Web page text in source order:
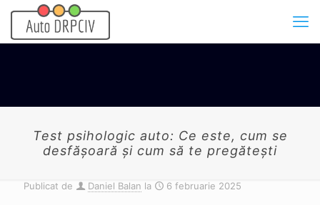
Test psihologic auto: Ce este, cum se
desfășoară și cum să te pregătești
Publicat de Daniel Balan la 6 februarie 2025